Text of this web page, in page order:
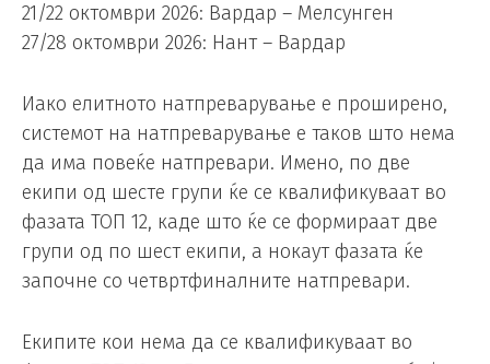
21/22 октомври 2026: Вардар – Мелсунген
27/28 октомври 2026: Нант – Вардар
Иако елитното натпреварување е проширено,
системот на натпреварување е таков што нема
да има повеќе натпревари. Имено, по две
екипи од шесте групи ќе се квалификуваат во
фазата ТОП 12, каде што ќе се формираат две
групи од по шест екипи, а нокаут фазата ќе
започне со четвртфиналните натпревари.
Екипите кои нема да се квалификуваат во